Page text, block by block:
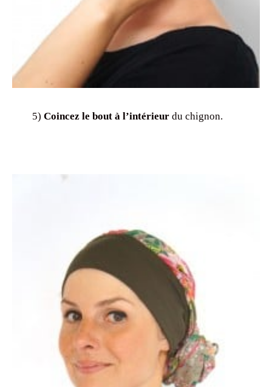
5) Coincez le bout à l’intérieurdu chignon.